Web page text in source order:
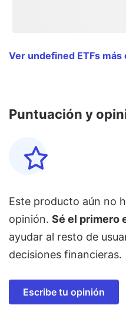
Ver undefined ETFs
Puntuación y
Este producto aún no
opinión. Sé el primero
ayudar al resto de
decisiones financieras.
Escribe tu opinión